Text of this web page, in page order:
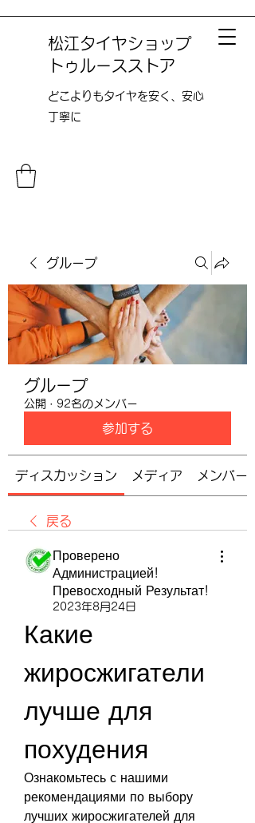
松江タイヤショップ
トゥルースストア
どこよりも​タイヤを安く、安心
丁寧に
グループ
グループ
公開 · 92名のメンバー
参加する
ディスカッション メディア メンバー
戻る
Проверено
Администрацией!
Превосходный Результат!
2023年8月24日
Какие
жиросжигатели
лучше для
похудения
Ознакомьтесь с нашими
рекомендациями по выбору
лучших жиросжигателей для